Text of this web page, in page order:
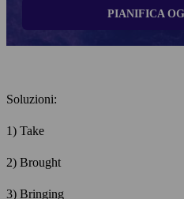
PIANIFICA
Soluzioni:
1) Take
2) Brought
3) Bringing